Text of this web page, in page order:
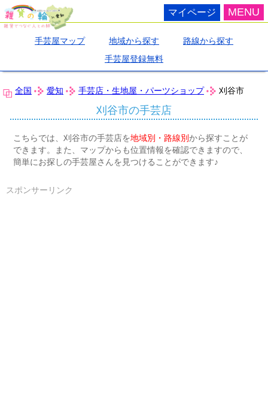
MENU
マイページ
手芸屋マップ 地域から探す
路線から探す
手芸屋登録無料
全国 愛知 手芸店・生地屋・パーツショップ 刈谷市
刈谷市の手芸店
こちらでは、刈谷市の手芸店を地域別・路線別から探すことが
できます。また、マップからも位置情報を確認できますので、
簡単にお探しの手芸屋さんを見つけることができます♪
スポンサーリンク